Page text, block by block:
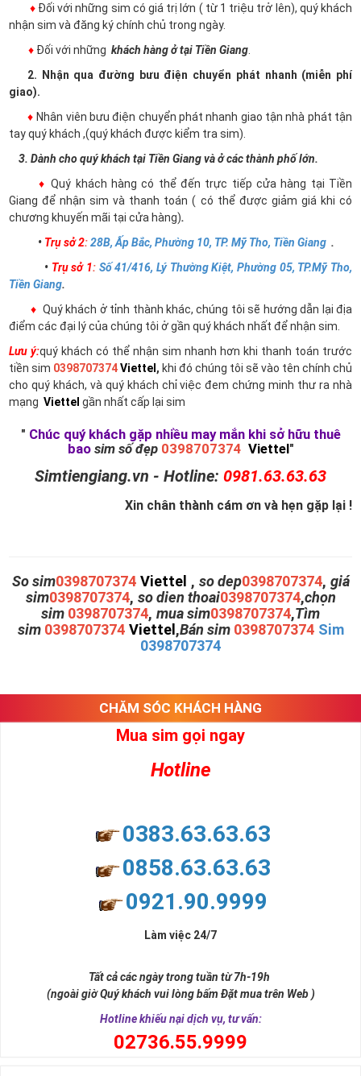
♦ Đối với những sim có giá trị lớn ( từ 1 triệu trở lên), quý khách
nhận sim và đăng ký chính chủ trong ngày.
♦ Đối với những khách hàng ở tại Tiền Giang
2. Nhận qua đường bưu điện chuyển phát nhanh (miễn phí
giao).
♦ Nhân viên bưu điện chuyển phát nhanh giao tận nhà phát tận
tay quý khách ,(quý khách được kiểm tra sim).
3. Dành cho quý khách tại Tiền Giang và ở các thành phố lớn.
♦ Quý khách hàng có thể đến trực tiếp cửa hàng tại Tiền
Giang để nhận sim và thanh toán ( có thể được giảm giá khi có
chương khuyến mãi tại cửa hàng).
• Trụ sở 2:28B, Ấp Bắc, Phường 10, TP. Mỹ Tho, Tiền Giang .
• Trụ sở 1: Số 41/416, Lý Thường Kiệt, Phường 05, TP.Mỹ Tho,
Tiền Giang.
♦ Quý khách ở tỉnh thành khác, chúng tôi sẽ hướng dẫn lại địa
điểm các đại lý của chúng tôi ở gần quý khách nhất để nhận sim.
Lưu ý:quý khách có thể nhận sim nhanh hơn khi thanh toán trước
tiền sim 0398707374Viettel , khi đó chúng tôi sẽ vào tên chính chủ
cho quý khách, và quý khách chỉ việc đem chứng minh thư ra nhà
mạng Viettel gần nhất cấp lại sim
" Chúc quý khách gặp nhiều may mắn khi sở hữu thuê
bao sim số đẹp 0398707374 Viettel"
Simtiengiang.vn - Hotline: 0981.63.63.63
Xin chân thành cám ơn và hẹn gặp lại !
So sim0398707374 Viettel , so dep0398707374, giá
sim0398707374, so dien thoai0398707374,chọn
sim 0398707374, mua sim0398707374,Tìm
sim 0398707374 Viettel,Bán sim 0398707374 Sim
0398707374
CHĂM SÓC KHÁCH HÀNG
Mua sim gọi ngay
Hotline
0383.63.63.63
0858.63.63.63
0921.90.9999
Làm việc 24/7
Tất cả các ngày trong tuần từ 7h-19h
(ngoài giờ Quý khách vui lòng bấm Đặt mua trên Web )
Hotline khiếu nại dịch vụ, tư vấn:
02736.55.9999